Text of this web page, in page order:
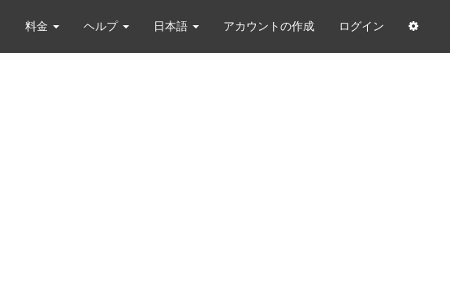
料金 ヘルプ 日本語 アカウントの作成 ログイン